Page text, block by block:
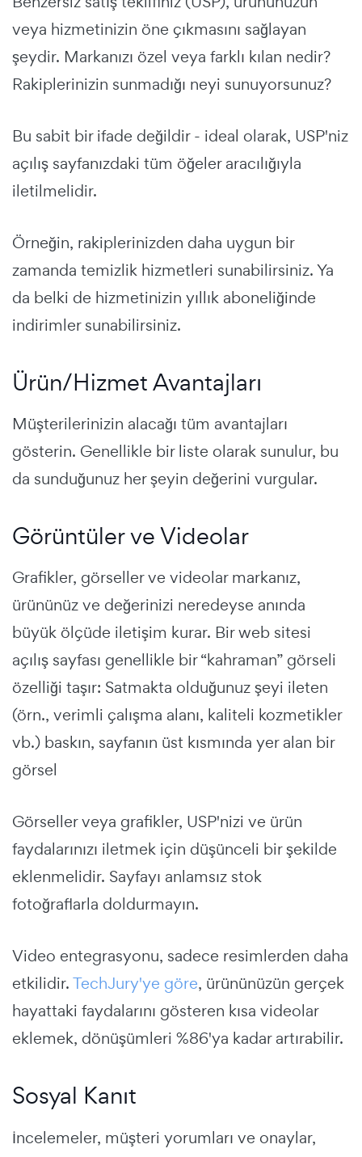
veya hizmetinizin öne çıkmasını sağlayan
şeydir. Markanızı özel veya farklı kılan nedir?
Rakiplerinizin sunmadığı neyi sunuyorsunuz?
Bu sabit bir ifade değildir - ideal olarak, USP'niz
açılış sayfanızdaki tüm öğeler aracılığıyla
iletilmelidir.
Örneğin, rakiplerinizden daha uygun bir
zamanda temizlik hizmetleri sunabilirsiniz. Ya
da belki de hizmetinizin yıllık aboneliğinde
indirimler sunabilirsiniz.
Ürün/Hizmet Avantajları
Müşterilerinizin alacağı tüm avantajları
gösterin. Genellikle bir liste olarak sunulur, bu
da sunduğunuz her şeyin değerini vurgular.
Görüntüler ve Videolar
Grafikler, görseller ve videolar markanız,
ürününüz ve değerinizi neredeyse anında
büyük ölçüde iletişim kurar. Birweb sitesi
açılış sayfası genellikle bir “kahraman” görseli
özelliği taşır: Satmakta olduğunuz şeyi ileten
(örn., verimli çalışma alanı, kaliteli kozmetikler
vb.) baskın, sayfanın üst kısmında yer alan bir
görsel
Görseller veya grafikler, USP'nizi ve ürün
faydalarınızı iletmek için düşünceli bir şekilde
eklenmelidir. Sayfayı anlamsız stok
fotoğraflarla doldurmayın.
Video entegrasyonu, sadece resimlerden daha
etkilidir.TechJury'ye göre, ürününüzün gerçek
hayattaki faydalarını gösteren kısa videolar
eklemek, dönüşümleri %86'ya kadar artırabilir.
Sosyal Kanıt
İncelemeler, müşteri yorumları ve onaylar,